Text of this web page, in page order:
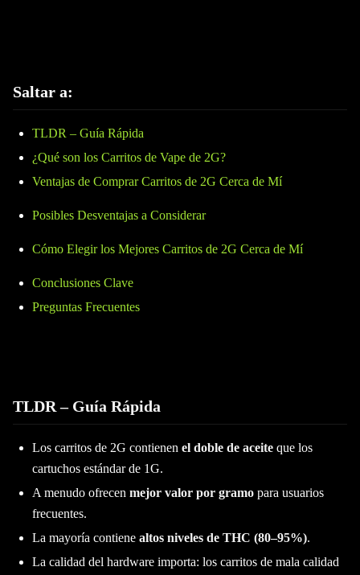
Saltar a:
TLDR – Guía Rápida
¿Qué son los Carritos de Vape de 2G?
Ventajas de Comprar Carritos de 2G Cerca de Mí
Posibles Desventajas a Considerar
Cómo Elegir los Mejores Carritos de 2G Cerca de Mí
Conclusiones Clave
Preguntas Frecuentes
TLDR – Guía Rápida
Los carritos de 2G contienen el doble de aceite que los
cartuchos estándar de 1G.
A menudo ofrecen mejor valor por gramo para usuarios
frecuentes.
La mayoría contiene altos niveles de THC (80–95%).
La calidad del hardware importa: los carritos de mala calidad